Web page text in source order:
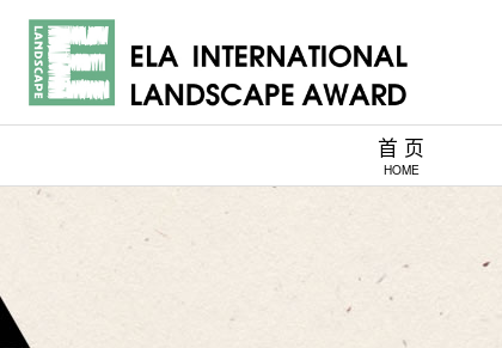
首 页
HOME